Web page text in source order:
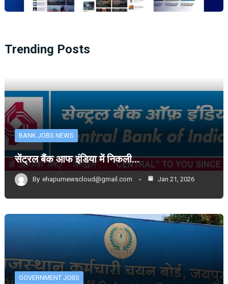
Trending Posts
BANK JOBS NEWS
सेंट्रल बैंक आफ इंडिया में निकली…
By ehapurnewscloud@gmail.com Jan 21, 2026
GOVERNMENT JOBS